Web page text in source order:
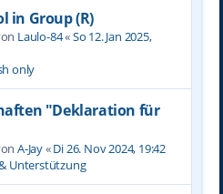
in Group (R)
Laulo-84«So 12. Jan 2025,
only
"Deklaration für
A-Jay«Di 26. Nov 2024, 19:42
Unterstützung